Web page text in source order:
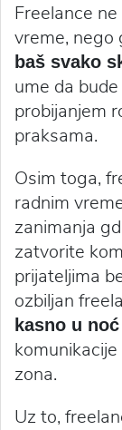
Freelance
vreme, nego
baš svako
ume da
probijanjem
praksama.
Osim toga,
radnim
zanimanja
zatvorite
prijateljima
ozbiljan
kasno u
zona.
Uz to,